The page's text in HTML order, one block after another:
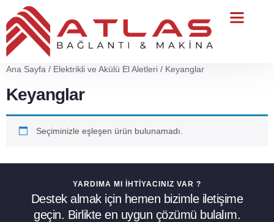
Ana Sayfa / Elektrikli ve Akülü El Aletleri / Keyanglar
Keyanglar
Seçiminizle eşleşen ürün bulunamadı.
YARDIMA MI İHTIYACINIZ VAR ?
Destek almak için hemen bizimle iletişime
geçin. Birlikte en uygun çözümü bulalım.